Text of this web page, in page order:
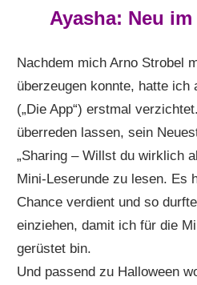
Ayasha: Neu
Nachdem mich Arno Strobel
überzeugen konnte, hatte ich
(„Die App“) erstmal
überreden lassen, sein
„Sharing – Willst du wirklich
Mini-Leserunde zu lesen. Es
Chance verdient und so
einziehen, damit ich für die
gerüstet bin.
Und passend zu Halloween